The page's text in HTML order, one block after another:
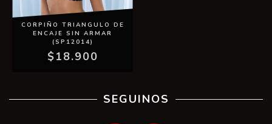
CORPIÑO TRIANGULO DE
ENCAJE SIN ARMAR
(SP12014)
$18.900
SEGUINOS